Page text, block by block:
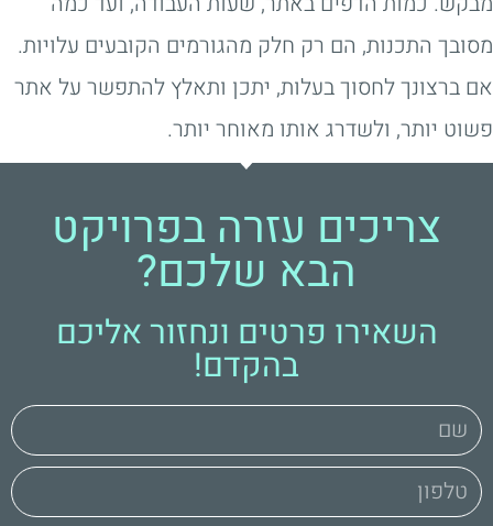
מסובך התכנות, הם רק חלק מהגורמים הקובעים עלויות.
אם ברצונך לחסוך בעלות, יתכן ותאלץ להתפשר על אתר
פשוט יותר, ולשדרג אותו מאוחר יותר.
צריכים עזרה בפרויקט
הבא שלכם?
השאירו פרטים ונחזור אליכם
בהקדם!